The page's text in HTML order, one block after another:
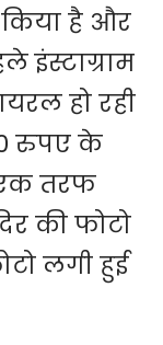
है और
इंस्टाग्राम
हो रही
रुपए के
एक तरफ
की फोटो
लगी हुई